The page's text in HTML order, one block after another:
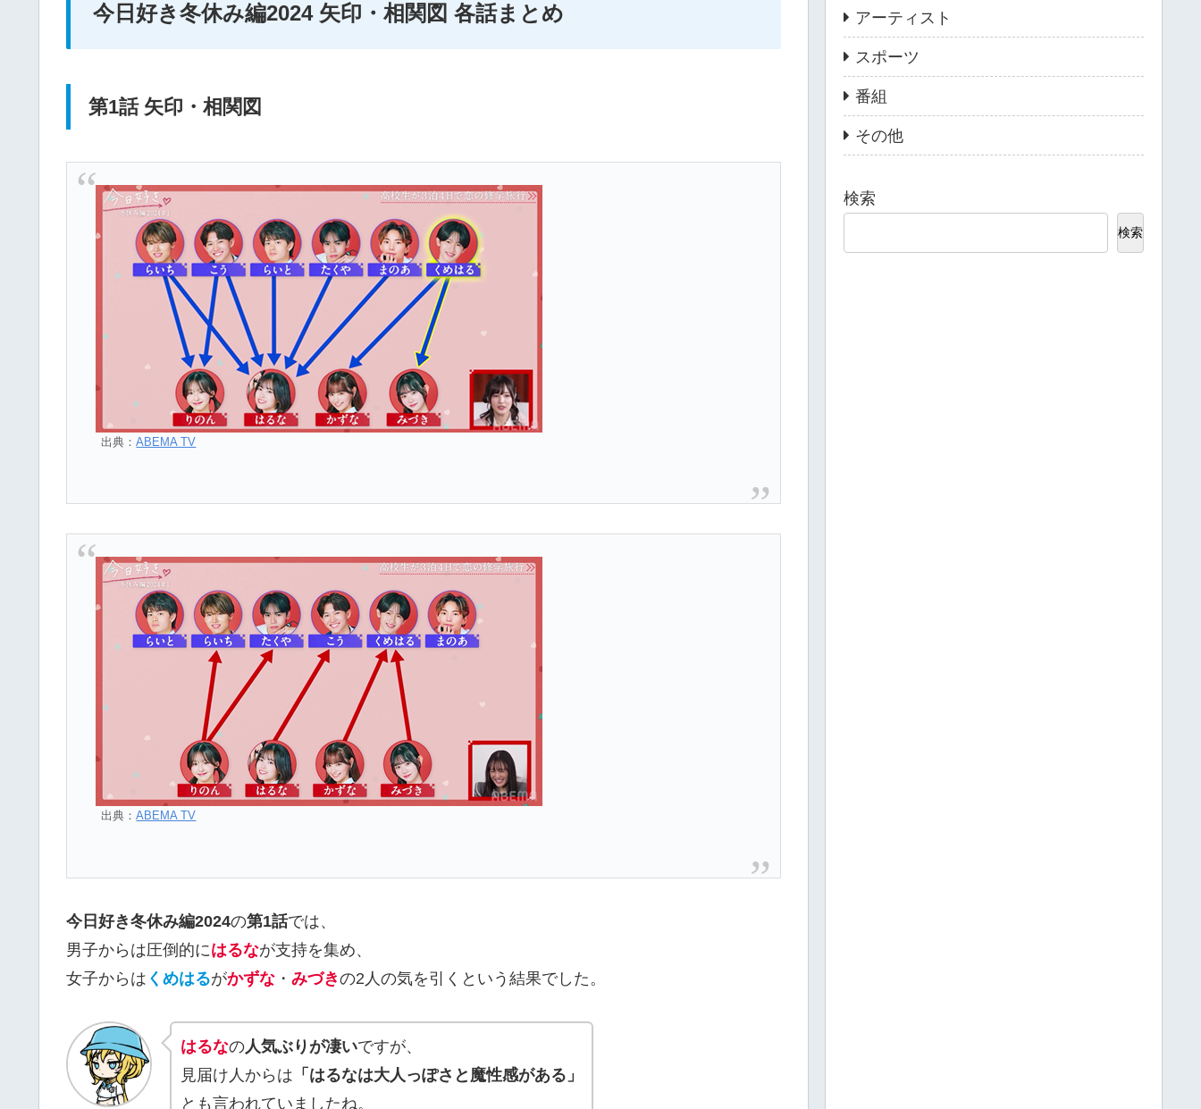
今日好き冬休み編2024 矢印・相関図 各話まとめ
第1話 矢印・相関図
出典：ABEMA TV
出典：ABEMA TV
今日好き冬休み編2024の第1話では、
男子からは圧倒的にはるなが支持を集め、
女子からは くめはるがかずな ・ みづきの2人の気を引くという結果でした。
はるなの人気ぶりが凄いですが、
見届け人からは 「はるなは大人っぽさと魔性感がある」
とも言われていましたね。
アーティスト
スポーツ
番組
その他
検索
検索